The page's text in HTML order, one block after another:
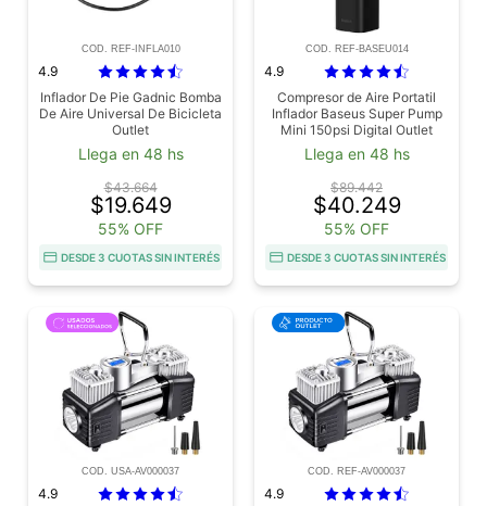
COD. REF-INFLA010
4.9
Inflador De Pie Gadnic Bomba
De Aire Universal De Bicicleta
Outlet
Llega en 48 hs
$43.664
$19.649
55% OFF
DESDE 3 CUOTAS SIN INTERÉS
COD. REF-BASEU014
4.9
Compresor de Aire Portatil
Inflador Baseus Super Pump
Mini 150psi Digital Outlet
Llega en 48 hs
$89.442
$40.249
55% OFF
DESDE 3 CUOTAS SIN INTERÉS
COD. USA-AV000037
4.9
COD. REF-AV000037
4.9